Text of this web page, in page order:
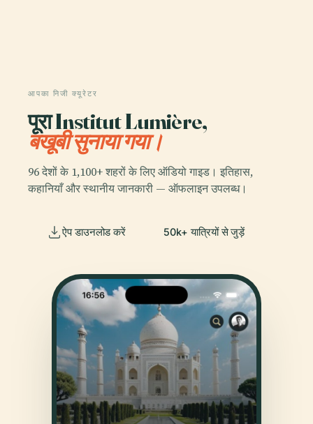
आपका निजी क्यूरेटर
पूरा Institut Lumière,
बखूबी सुनाया गया।
96 देशों के 1,100+ शहरों के लिए ऑडियो गाइड। इतिहास,
कहानियाँ और स्थानीय जानकारी — ऑफलाइन उपलब्ध।
ऐप डाउनलोड करें 50k+ यात्रियों से जुड़ें